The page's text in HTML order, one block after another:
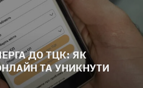
ДО ТЦК: ЯК
ТА УНИКНУТИ